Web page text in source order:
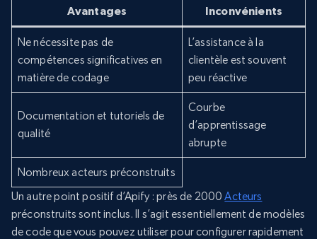
Avantages Inconvénients
Ne nécessite pas de
compétences significatives en
matière de codage
L’assistance à la
clientèle est souvent
peu réactive
Documentation et tutoriels de
qualité
Courbe
d’apprentissage
abrupte
Nombreux acteurs préconstruits
Un autre point positif d’Apify : près de 2000Acteurs
préconstruits sont inclus. Il s’agit essentiellement de modèles
de code que vous pouvez utiliser pour configurer rapidement